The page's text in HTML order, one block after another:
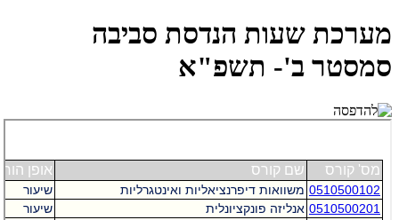
מערכת שעות הנדסת סביבה
סמסטר ב'- תשפ"א